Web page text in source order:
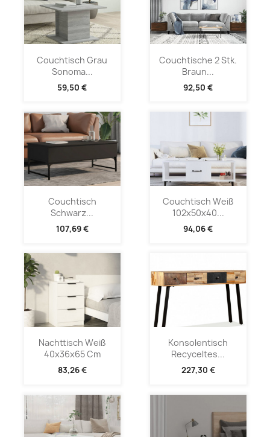
Couchtisch Grau
Sonoma...
59,50 €
Couchtische 2 Stk.
Braun...
92,50 €
Couchtisch
Schwarz...
107,69 €
Couchtisch Weiß
102x50x40...
94,06 €
Nachttisch Weiß
40x36x65 Cm
83,26 €
Konsolentisch
Recyceltes...
227,30 €